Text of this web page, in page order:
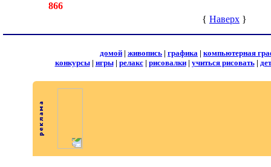
866
{ Наверх }
домой | живопись | графика | компьютерная
конкурсы| игры| релакс| рисовалки| учиться рисовать|